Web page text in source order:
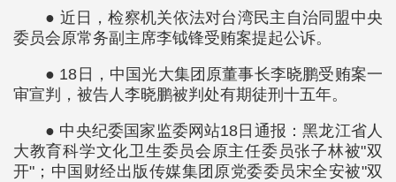
● 近日，检察机关依法对台湾民主自治同盟中央
委员会原常务副主席李钺锋受贿案提起公诉。
● 18日，中国光大集团原董事长李晓鹏受贿案一
审宣判，被告人李晓鹏被判处有期徒刑十五年。
● 中央纪委国家监委网站18日通报：黑龙江省人
大教育科学文化卫生委员会原主任委员张子林被"双
开"；中国财经出版传媒集团原党委委员宋全安被"双